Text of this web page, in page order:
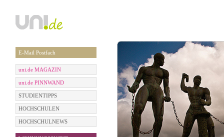
E-Mail Postfach
uni.de MAGAZIN
uni.de PINNWAND
STUDIENTIPPS
HOCHSCHULEN
HOCHSCHULNEWS